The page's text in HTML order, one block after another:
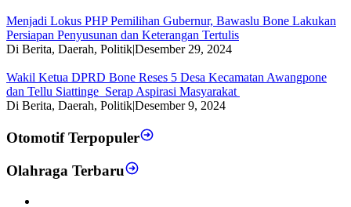
Menjadi Lokus PHP Pemilihan Gubernur, Bawaslu Bone Lakukan
Persiapan Penyusunan dan Keterangan Tertulis
Di Berita, Daerah, Politik|Desember 29, 2024
Wakil Ketua DPRD Bone Reses 5 Desa Kecamatan Awangpone
dan Tellu Siattinge Serap Aspirasi Masyarakat
Di Berita, Daerah, Politik|Desember 9, 2024
Otomotif Terpopuler
Olahraga Terbaru